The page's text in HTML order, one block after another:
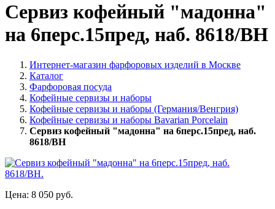
Сервиз кофейный "мадонна"
на 6перс.15пред, наб. 8618/BH
Интернет-магазин фарфоровых изделий в Москве
Каталог
Фарфоровая посуда
Кофейные сервизы и наборы
Кофейные сервизы и наборы (Германия/Венгрия)
Кофейные сервизы и наборы Bavarian Porcelain
Сервиз кофейный "мадонна" на 6перс.15пред, наб.
8618/BH
Цена: 8 050 руб.